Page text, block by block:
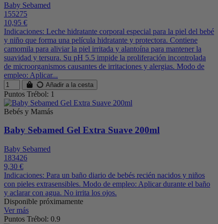
Baby Sebamed
155275
10,95 €
Indicaciones: Leche hidratante corporal especial para la piel del bebé
y niño que forma una película hidratante y protectora. Contiene
camomila para aliviar la piel irritada y alantoína para mantener la
suavidad y tersura. Su pH 5.5 impide la proliferación incontrolada
de microorganismos causantes de irritaciones y alergias. Modo de
empleo: Aplicar...
Añadir a la cesta
Puntos Trébol: 1
Bebés y Mamás
Baby Sebamed Gel Extra Suave 200ml
Baby Sebamed
183426
9,30 €
Indicaciones: Para un baño diario de bebés recién nacidos y niños
con pieles extrasensibles. Modo de empleo: Aplicar durante el baño
y aclarar con agua. No irrita los ojos.
Disponible próximamente
Ver más
Puntos Trébol: 0.9